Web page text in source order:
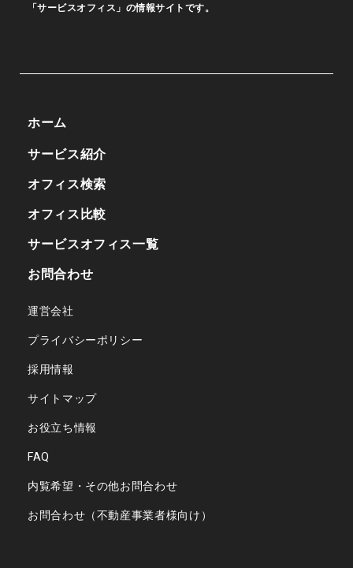
「サービスオフィス」の情報サイトです。
ホーム
サービス紹介
オフィス検索
オフィス比較
サービスオフィス一覧
お問合わせ
運営会社
プライバシーポリシー
採用情報
サイトマップ
お役立ち情報
FAQ
内覧希望・その他お問合わせ
お問合わせ（不動産事業者様向け）